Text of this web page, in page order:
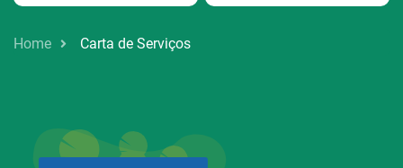
Home Carta de Serviços